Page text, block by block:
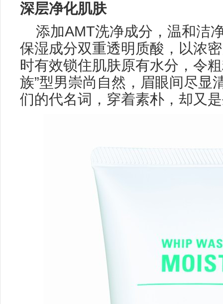
深层净化肌肤
添加AMT洗净成分，温和洁
保湿成分双重透明质酸，以浓
时有效锁住肌肤原有水分，令
族”型男崇尚自然，眉眼间尽显
们的代名词，穿着素朴，却又